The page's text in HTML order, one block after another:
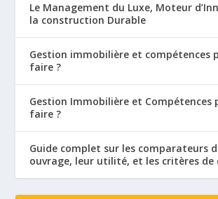
Le Management du Luxe, Moteur
la construction Durable
Gestion immobilière et compétences
faire ?
Gestion Immobilière et Compétences
faire ?
Guide complet sur les comparateurs
ouvrage, leur utilité, et les critères de